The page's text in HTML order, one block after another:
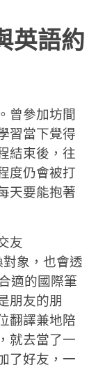
英語約
曾參加坊間
習當下覺得
結束後，往
度仍會被打
天要能抱著
友
象，也會透
適的國際筆
朋友的朋
翻譯兼地陪
就去當了一
了好友，一